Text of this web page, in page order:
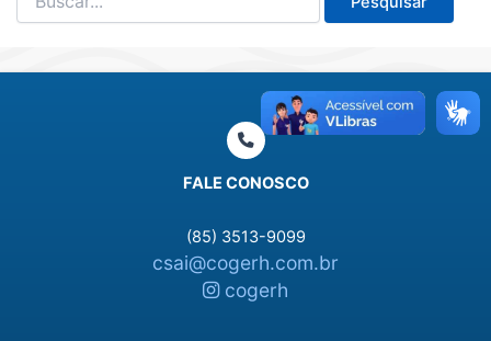
por:
FALE CONOSCO
(85) 3513-9099
csai@cogerh.com.br
cogerh